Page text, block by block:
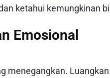
ketahui kemungkinan
Emosional
menegangkan.